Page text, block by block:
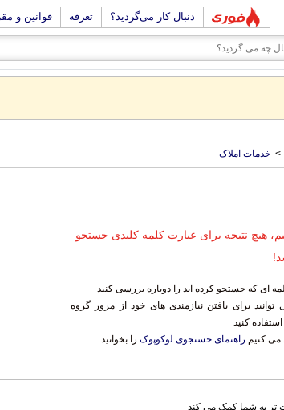
دنبال کار می‌گردید؟ تعرفه قوانین و
> خدمات املاک
هیچ نتیجه برای عبارت کلمه کلیدی جستجو
ای که جستجو کرده اید را دوباره بررسی کنید
برای یافتن نیازمندی های خود از مرور گروه
کنید
می کنیم راهنمای جستجوی لوکوپوک را بخوانید
تر به شما کمک می کند